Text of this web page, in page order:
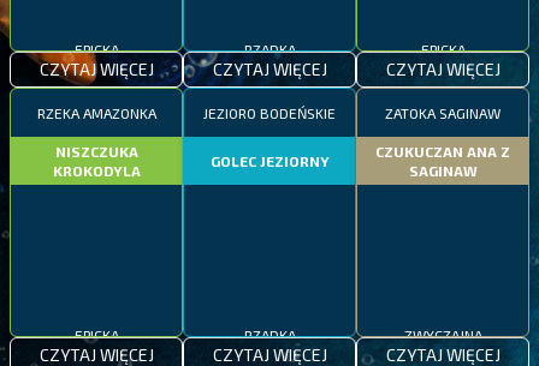
EPICKA
CZYTAJ WIĘCEJ
RZADKA
CZYTAJ WIĘCEJ
EPICKA
CZYTAJ WIĘCEJ
RZEKA AMAZONKA
NISZCZUKA
KROKODYLA
EPICKA
CZYTAJ WIĘCEJ
JEZIORO BODEŃSKIE
GOLEC JEZIORNY
RZADKA
CZYTAJ WIĘCEJ
ZATOKA SAGINAW
CZUKUCZAN ANA Z
SAGINAW
ZWYCZAJNA
CZYTAJ WIĘCEJ